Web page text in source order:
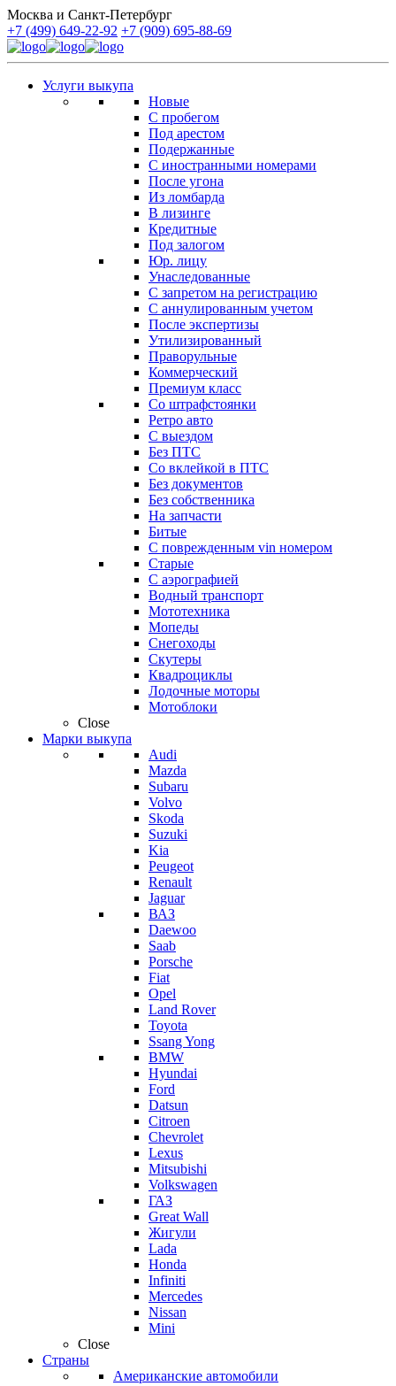
Москва и Санкт-Петербург
+7 (499) 649-22-92 +7 (909) 695-88-69
Услуги выкупа
Новые
С пробегом
Под арестом
Подержанные
С иностранными номерами
После угона
Из ломбарда
В лизинге
Кредитные
Под залогом
Юр. лицу
Унаследованные
С запретом на регистрацию
С аннулированным учетом
После экспертизы
Утилизированный
Праворульные
Коммерческий
Премиум класс
Со штрафстоянки
Ретро авто
С выездом
Без ПТС
Со вклейкой в ПТС
Без документов
Без собственника
На запчасти
Битые
С поврежденным vin номером
Старые
С аэрографией
Водный транспорт
Мототехника
Мопеды
Снегоходы
Скутеры
Квадроциклы
Лодочные моторы
Мотоблоки
Close
Марки выкупа
Audi
Mazda
Subaru
Volvo
Skoda
Suzuki
Kia
Peugeot
Renault
Jaguar
ВАЗ
Daewoo
Saab
Porsche
Fiat
Opel
Land Rover
Toyota
Ssang Yong
BMW
Hyundai
Ford
Datsun
Citroen
Chevrolet
Lexus
Mitsubishi
Volkswagen
ГАЗ
Great Wall
Жигули
Lada
Honda
Infiniti
Mercedes
Nissan
Mini
Close
Страны
Американские автомобили